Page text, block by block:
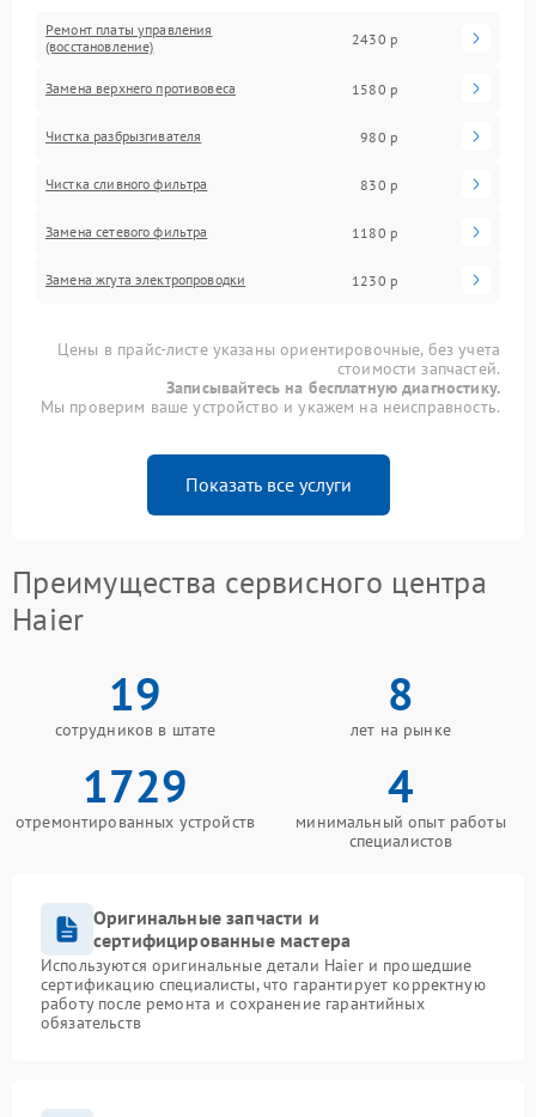
Ремонт платы управления
(восстановление)
2430 р
Замена верхнего противовеса 1580 р
Чистка разбрызгивателя 980 р
Чистка сливного фильтра 830 р
Замена сетевого фильтра 1180 р
Замена жгута электропроводки 1230 р
Цены в прайс-листе указаны ориентировочные, без учета
стоимости запчастей.
Записывайтесь на бесплатную диагностику.
Мы проверим ваше устройство и укажем на неисправность.
Показать все услуги
Преимущества сервисного центра
Haier
19
сотрудников в штате
8
лет на рынке
1729
отремонтированных устройств
4
минимальный опыт работы
специалистов
Оригинальные запчасти и
сертифицированные мастера
Используются оригинальные детали Haier и прошедшие
сертификацию специалисты, что гарантирует корректную
работу после ремонта и сохранение гарантийных
обязательств